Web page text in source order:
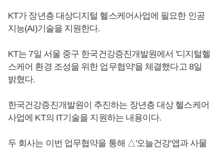
KT가 장년층 대상디지털 헬스케어사업에 필요한 인공
지능(AI)기술을 지원한다.
KT는 7일 서울 중구 한국건강증진개발원에서 '디지털헬
스케어 환경 조성을 위한 업무협약'을 체결했다고 8일
밝혔다.
한국건강증진개발원이 추진하는 장년층 대상 헬스케어
사업에 KT의 IT기술을 지원하는 내용이다.
두 회사는 이번 업무협약을 통해 △'오늘건강'앱과 사물